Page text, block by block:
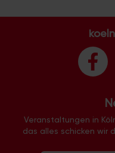
Veranstaltungen in
das alles schicken wir